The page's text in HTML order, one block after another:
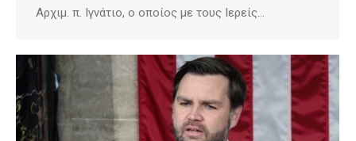
Αρχιμ. π. Ιγνάτιο, ο οποίος με τους Ιερείς…